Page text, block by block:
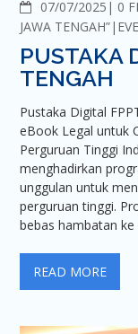
07/07/2025
0
JAWA TENGAH”
PUSTAKA
TENGAH
Pustaka Digital
eBook Legal untuk
Perguruan Tinggi
menghadirkan
unggulan untuk
perguruan tinggi.
bebas hambatan
READ MORE